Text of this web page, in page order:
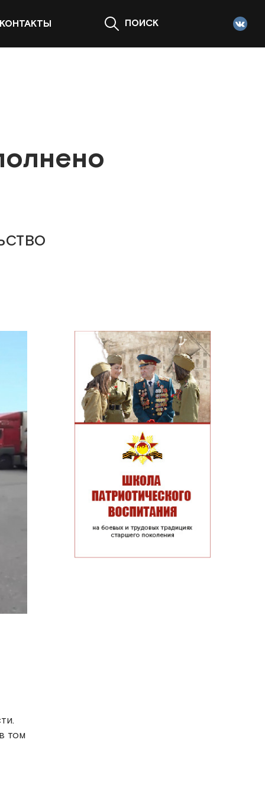
ПОИСК
том